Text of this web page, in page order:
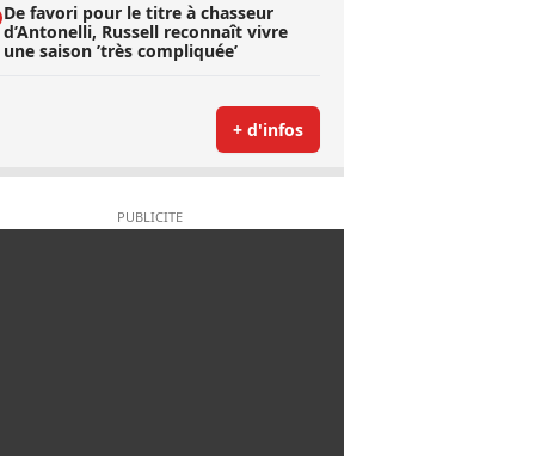
De favori pour le titre à chasseur
d’Antonelli, Russell reconnaît vivre
une saison ’très compliquée’
+ d'infos